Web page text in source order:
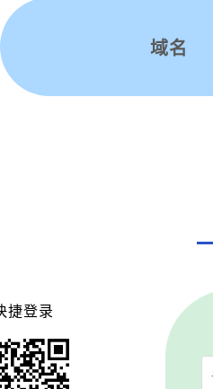
域名
捷登录